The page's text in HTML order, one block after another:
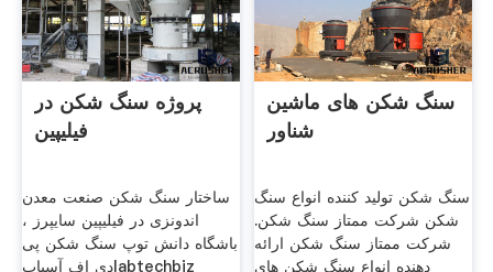
پروژه سنگ شکن در
فیلیپین
ساختار سنگ شکن صنعت معدن
اندونزی در فیلیپین سایپرز ،
باشگاه دانش توپ سنگ شکن پی
دی اف آسیابlabtechbiz
سنگ شکن های ماشین
شناور
سنگ شکن تولید کننده انواع سنگ
شکن شرکت ممتاز سنگ شکن.
شرکت ممتاز سنگ شکن ارائه
دهنده انواع سنگ شکن های